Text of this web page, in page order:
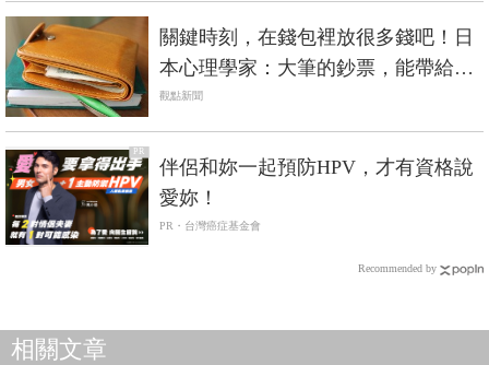
關鍵時刻，在錢包裡放很多錢吧！日
本心理學家：大筆的鈔票，能帶給你
自信
觀點新聞
PR
伴侶和妳一起預防HPV，才有資格說
愛妳！
PR・台灣癌症基金會
Recommended by
相關文章